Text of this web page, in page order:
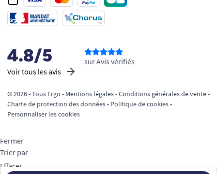
4.8/5
Voir tous les avis
sur Avis vérifiés
© 2026 - Tous Ergo • Mentions légales•Conditions générales de vente•
Charte de protection des données• Politique de cookies•
Personnaliser les cookies
Fermer
Trier par
Effacer